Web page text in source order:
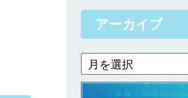
アーカイブ